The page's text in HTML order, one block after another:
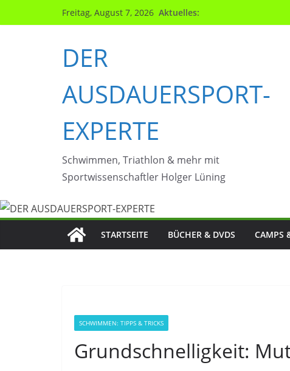
Inhalt
Freitag, August 7, 2026 Aktuelles:
DER
AUSDAUERSPORT-
EXPERTE
Schwimmen, Triathlon & mehr mit
Sportwissenschaftler Holger Lüning
STARTSEITE BÜCHER & DVDS CAMPS
SCHWIMMEN: TIPPS & TRICKS
Grundschnelligkeit: